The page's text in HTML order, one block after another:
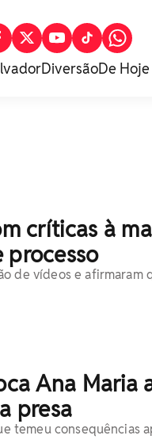
DiversãoDe
críticas à
processo
de vídeos e afirmaram
Ana Maria
presa
temeu consequências